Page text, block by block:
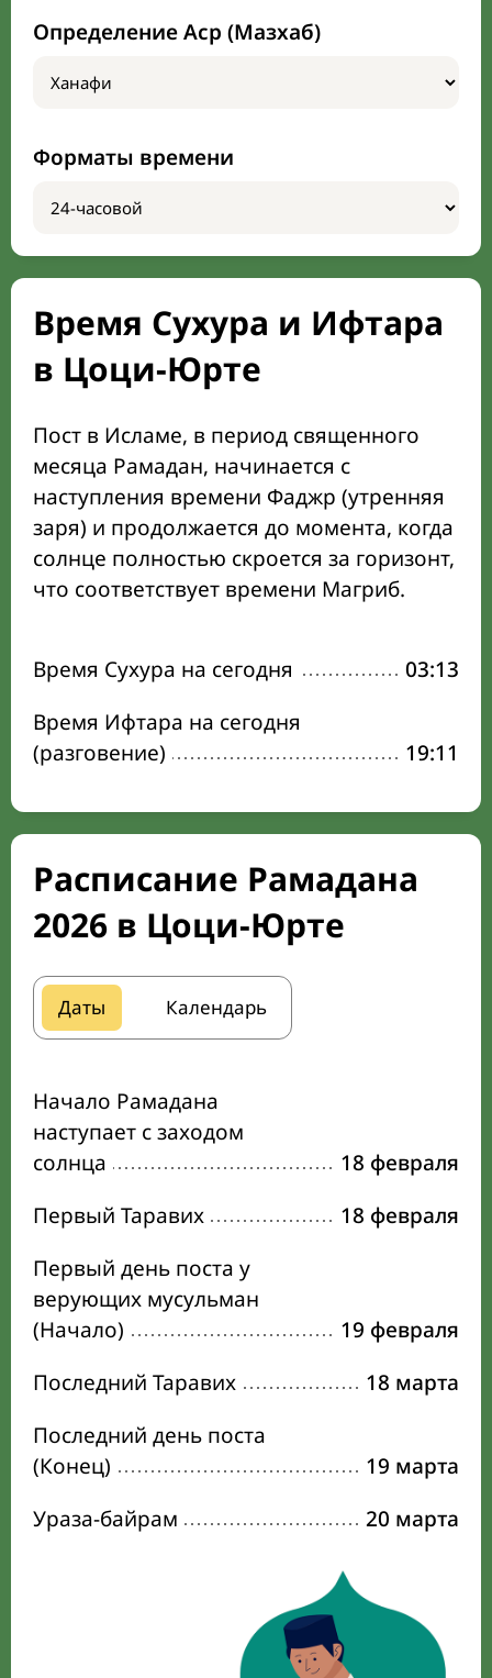
Определение Аср (Мазхаб)
Форматы времени
Время Сухура и Ифтара
в Цоци-Юрте
Пост в Исламе, в период священного
месяца Рамадан, начинается с
наступления времени Фаджр (утренняя
заря) и продолжается до момента, когда
солнце полностью скроется за горизонт,
что соответствует времени Магриб.
Время Сухура на сегодня
03:13
Время Ифтара на сегодня
(разговение)
19:11
Расписание Рамадана
2026 в Цоци-Юрте
Даты Календарь
Начало Рамадана
наступает с заходом
солнца
18 февраля
Первый Таравих
18 февраля
Первый день поста у
верующих мусульман
(Начало)
19 февраля
Последний Таравих
18 марта
Последний день поста
(Конец)
19 марта
Ураза-байрам
20 марта